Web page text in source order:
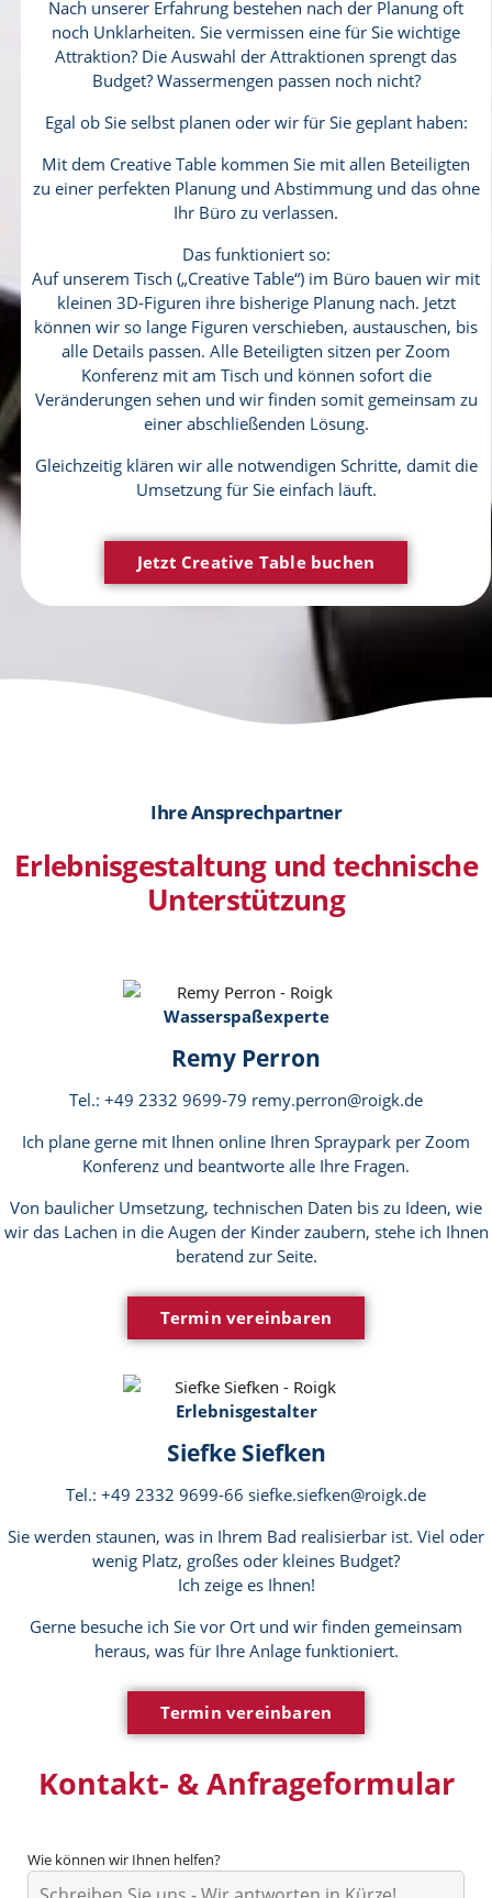
Nach unserer Erfahrung bestehen nach der Planung oft
noch Unklarheiten. Sie vermissen eine für Sie wichtige
Attraktion? Die Auswahl der Attraktionen sprengt das
Budget? Wassermengen passen noch nicht?
Egal ob Sie selbst planen oder wir für Sie geplant haben:
Mit dem Creative Table kommen Sie mit allen Beteiligten
zu einer perfekten Planung und Abstimmung und das ohne
Ihr Büro zu verlassen.
Das funktioniert so:
Auf unserem Tisch („Creative Table“) im Büro bauen wir mit
kleinen 3D-Figuren ihre bisherige Planung nach. Jetzt
können wir so lange Figuren verschieben, austauschen, bis
alle Details passen. Alle Beteiligten sitzen per Zoom
Konferenz mit am Tisch und können sofort die
Veränderungen sehen und wir finden somit gemeinsam zu
einer abschließenden Lösung.
Gleichzeitig klären wir alle notwendigen Schritte, damit die
Umsetzung für Sie einfach läuft.
Jetzt Creative Table buchen
Ihre Ansprechpartner
Erlebnisgestaltung und technische
Unterstützung
Wasserspaßexperte
Remy Perron
Tel.: +49 2332 9699-79 remy.perron@roigk.de
Ich plane gerne mit Ihnen online Ihren Spraypark per Zoom
Konferenz und beantworte alle Ihre Fragen.
Von baulicher Umsetzung, technischen Daten bis zu Ideen, wie
wir das Lachen in die Augen der Kinder zaubern, stehe ich Ihnen
beratend zur Seite.
Termin vereinbaren
Erlebnisgestalter
Siefke Siefken
Tel.: +49 2332 9699-66 siefke.siefken@roigk.de
Sie werden staunen, was in Ihrem Bad realisierbar ist. Viel oder
wenig Platz, großes oder kleines Budget?
Ich zeige es Ihnen!
Gerne besuche ich Sie vor Ort und wir finden gemeinsam
heraus, was für Ihre Anlage funktioniert.
Termin vereinbaren
Kontakt- & Anfrageformular
Wie können wir Ihnen helfen?